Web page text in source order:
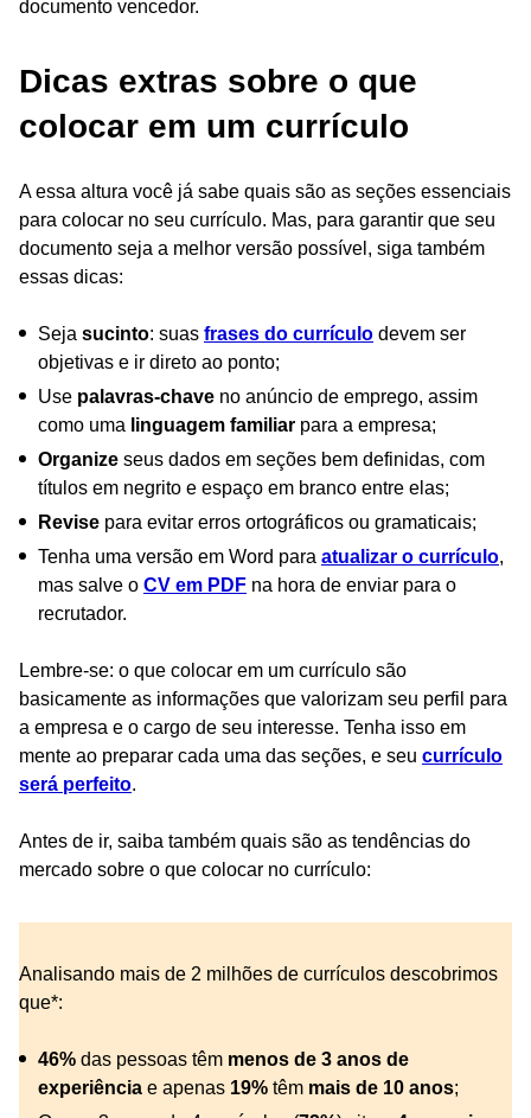
documento vencedor.
Dicas extras sobre o que
colocar em um currículo
A essa altura você já sabe quais são as seções essenciais
para colocar no seu currículo. Mas, para garantir que seu
documento seja a melhor versão possível, siga também
essas dicas:
Seja sucinto: suas frases do currículo devem ser
objetivas e ir direto ao ponto;
Use palavras-chave no anúncio de emprego, assim
como uma linguagem familiar para a empresa;
Organize seus dados em seções bem definidas, com
títulos em negrito e espaço em branco entre elas;
Revise para evitar erros ortográficos ou gramaticais;
Tenha uma versão em Word para atualizar o currículo,
mas salve o CV em PDF na hora de enviar para o
recrutador.
Lembre-se: o que colocar em um currículo são
basicamente as informações que valorizam seu perfil para
a empresa e o cargo de seu interesse. Tenha isso em
mente ao preparar cada uma das seções, e seu currículo
será perfeito.
Antes de ir, saiba também quais são as tendências do
mercado sobre o que colocar no currículo:
Analisando mais de 2 milhões de currículos descobrimos
que*:
46% das pessoas têm menos de 3 anos de
experiência e apenas 19% têm mais de 10 anos;